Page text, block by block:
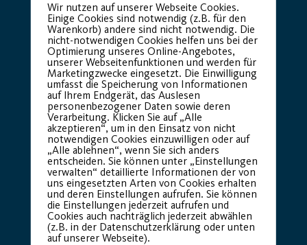
Wir nutzen auf unserer Webseite Cookies.
Einige Cookies sind notwendig (z.B. für den
Warenkorb) andere sind nicht notwendig. Die
nicht-notwendigen Cookies helfen uns bei der
Optimierung unseres Online-Angebotes,
unserer Webseitenfunktionen und werden für
Marketingzwecke eingesetzt. Die Einwilligung
umfasst die Speicherung von Informationen
auf Ihrem Endgerät, das Auslesen
personenbezogener Daten sowie deren
Verarbeitung. Klicken Sie auf „Alle
akzeptieren“, um in den Einsatz von nicht
notwendigen Cookies einzuwilligen oder auf
„Alle ablehnen“, wenn Sie sich anders
entscheiden. Sie können unter „Einstellungen
verwalten“ detaillierte Informationen der von
uns eingesetzten Arten von Cookies erhalten
und deren Einstellungen aufrufen. Sie können
die Einstellungen jederzeit aufrufen und
Cookies auch nachträglich jederzeit abwählen
(z.B. in der Datenschutzerklärung oder unten
auf unserer Webseite).